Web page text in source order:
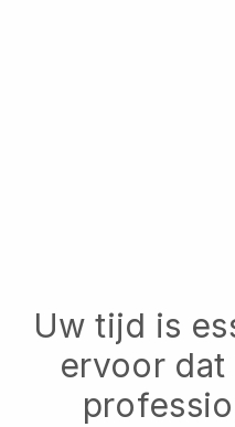
Uw tijd is
ervoor dat